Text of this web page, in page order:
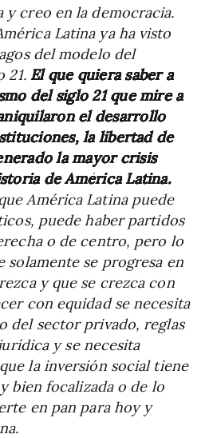
y creo en la democracia.
Latina ya ha visto
del modelo del
21. El que quiera saber a
del siglo 21 que mire a
el desarrollo
la libertad de
la mayor crisis
de América Latina.
América Latina puede
puede haber partidos
o de centro, pero lo
solamente se progresa en
y que se crezca con
con equidad se necesita
del sector privado, reglas
y se necesita
la inversión social tiene
bien focalizada o de lo
en pan para hoy y